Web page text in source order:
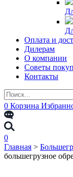
Оплата и
Дилерам
О компании
Советы
Контакты
0 Корзина
0
Главная >
большегрузное